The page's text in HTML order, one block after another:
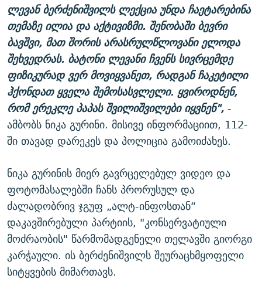
ლევან ბერძენიშვილს ლექცია უნდა ჩაეტარებინა
თემაზე ილია და აქტივიზმი. შენობაში ბევრი
ბავშვი, მათ შორის არასრულწლოვანი ელოდა
შეხვედრას. ბატონი ლევანი ჩვენს სივრცემდე
ფიზიკურად ვერ მოვიყვანეთ, რადგან ჩაკეტილი
ჰქონდათ ყველა შემოსასვლელი. ყვიროდნენ,
რომ ერეკლე პაპას შვილიშვილები იყვნენ",-
ამბობს ნიკა გურინი. მისივე ინფორმაციით, 112-
ში თავად დარეკეს და პოლიცია გამოიძახეს.
ნიკა გურინის მიერ გავრცელებულ ვიდეო და
ფოტომასალებში ჩანს პრორუსულ და
ძალადობრივ ჯგუფ „ალტ-ინფოსთან“
დაკავშირებული პარტიის, "კონსერვატიული
მოძრაობის" წარმომადგენელი თელავში გიორგი
კარჭაული. ის ბერძენიშვილს შეურაცხმყოფელი
სიტყვების მიმართავს.